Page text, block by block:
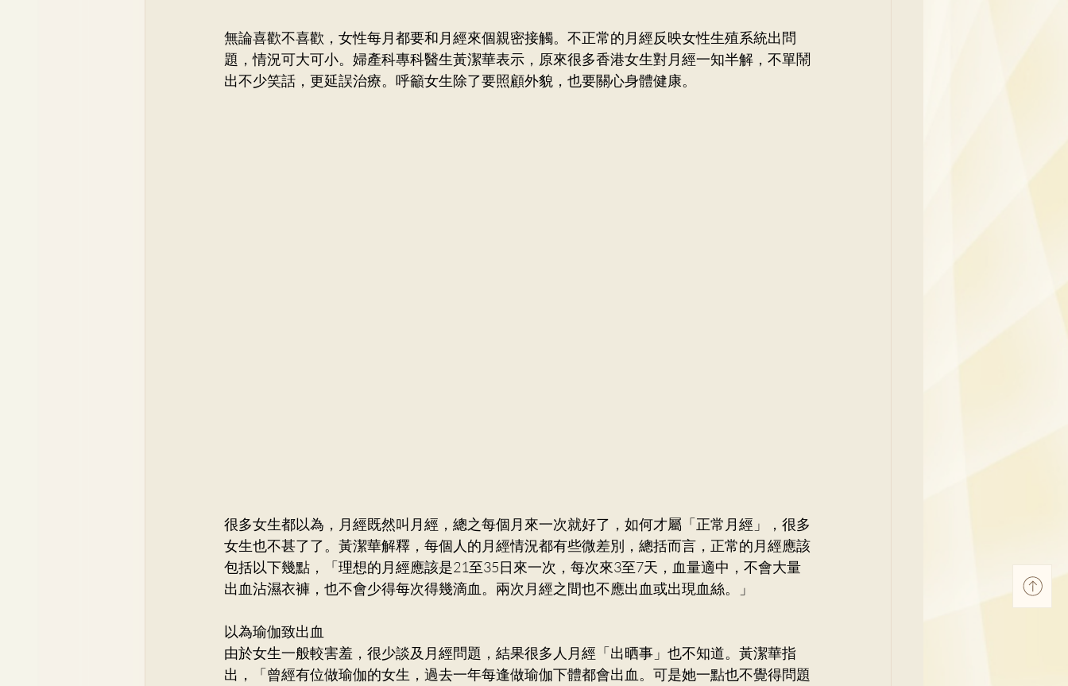
無論喜歡不喜歡，女性每月都要和月經來個親密接觸。不正常的月經反映女性生殖系統出問
題，情況可大可小。婦產科專科醫生黃潔華表示，原來很多香港女生對月經一知半解，不單鬧
出不少笑話，更延誤治療。呼籲女生除了要照顧外貌，也要關心身體健康。
很多女生都以為，月經既然叫月經，總之每個月來一次就好了，如何才屬「正常月經」，很多
女生也不甚了了。黃潔華解釋，每個人的月經情況都有些微差別，總括而言，正常的月經應該
包括以下幾點，「理想的月經應該是21至35日來一次，每次來3至7天，血量適中，不會大量
出血沾濕衣褲，也不會少得每次得幾滴血。兩次月經之間也不應出血或出現血絲。」
以為瑜伽致出血
由於女生一般較害羞，很少談及月經問題，結果很多人月經「出晒事」也不知道。黃潔華指
出，「曾經有位做瑜伽的女生，過去一年每逢做瑜伽下體都會出血。可是她一點也不覺得問題